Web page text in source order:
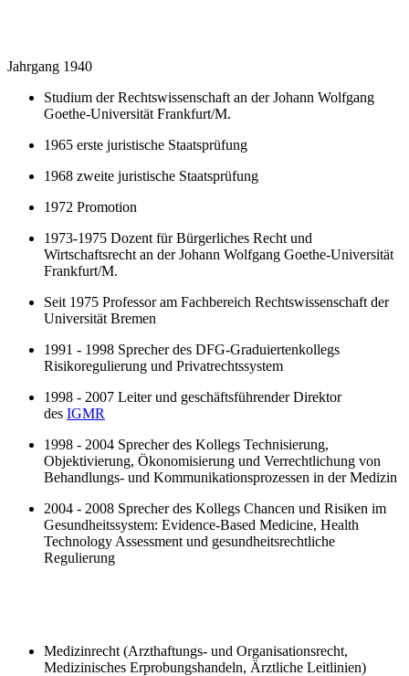
Jahrgang 1940
Studium der Rechtswissenschaft an der Johann Wolfgang
Goethe-Universität Frankfurt/M.
1965 erste juristische Staatsprüfung
1968 zweite juristische Staatsprüfung
1972 Promotion
1973-1975 Dozent für Bürgerliches Recht und
Wirtschaftsrecht an der Johann Wolfgang Goethe-Universität
Frankfurt/M.
Seit 1975 Professor am Fachbereich Rechtswissenschaft der
Universität Bremen
1991 - 1998 Sprecher des DFG-Graduiertenkollegs
Risikoregulierung und Privatrechtssystem
1998 - 2007 Leiter und geschäftsführender Direktor
des IGMR
1998 - 2004 Sprecher des Kollegs Technisierung,
Objektivierung, Ökonomisierung und Verrechtlichung von
Behandlungs- und Kommunikationsprozessen in der Medizin
2004 - 2008 Sprecher des Kollegs Chancen und Risiken im
Gesundheitssystem: Evidence-Based Medicine, Health
Technology Assessment und gesundheitsrechtliche
Regulierung
Medizinrecht (Arzthaftungs- und Organisationsrecht,
Medizinisches Erprobungshandeln, Ärztliche Leitlinien)